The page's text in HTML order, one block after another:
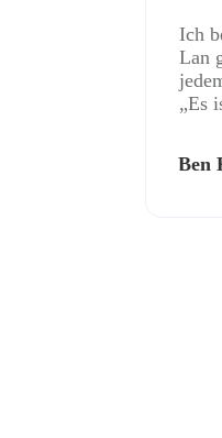
Ich
Lan
„Es
Ben